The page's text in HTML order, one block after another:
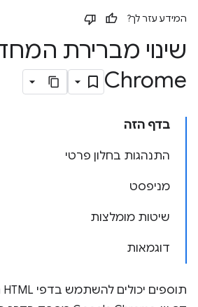
המידע עזר לך?
שינוי מברירת
Chrome
בדף הזה
התנהגות בחלון פרטי
מניפסט
שיטות מומלצות
דוגמאות